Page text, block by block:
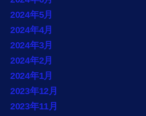
2024年5月
2024年4月
2024年3月
2024年2月
2024年1月
2023年12月
2023年11月